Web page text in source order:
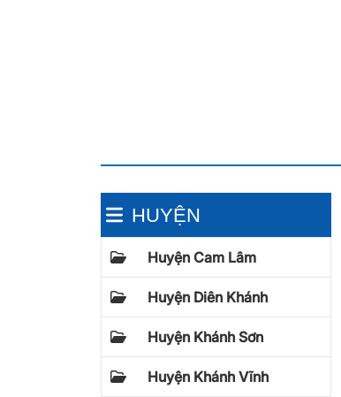
HUYỆN
Huyện Cam Lâm
Huyện Diên Khánh
Huyện Khánh Sơn
Huyện Khánh Vĩnh